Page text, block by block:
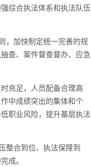
综合执法体系和执法队伍
，加快制定统一完善的规
查、案件督查督办、应急
充足，人员配备合理高
中成绩突出的集体和个
职业风险，提升基层执法
整合到位、执法保障到
成。